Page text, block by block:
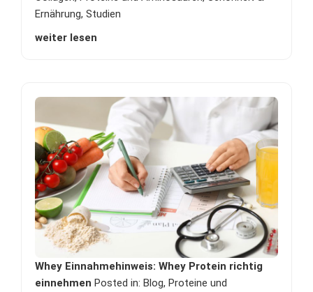
Ernährung,Studien
weiter lesen
Whey Einnahmehinweis: Whey Protein richtig
einnehmen Posted in: Blog, Proteine und